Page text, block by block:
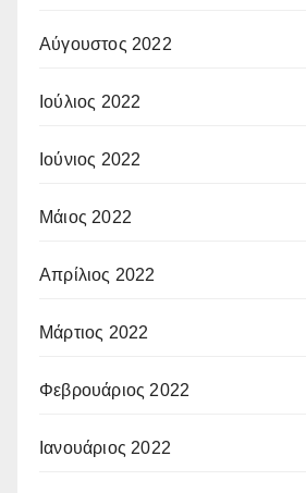
Αύγουστος 2022
Ιούλιος 2022
Ιούνιος 2022
Μάιος 2022
Απρίλιος 2022
Μάρτιος 2022
Φεβρουάριος 2022
Ιανουάριος 2022